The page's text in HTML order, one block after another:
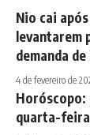
Nio cai
levantarem
demanda de
4 de fevereiro de
Horóscopo:
quarta-